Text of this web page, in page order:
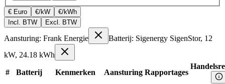
€ Euro €/kW
€/kWh
Incl. BTW
Excl. BTW
Aansturing: Frank Energie
Batterij: Sigenergy SigenStor, 12
kW, 24.18 kWh
# Batterij Kenmerken Aansturing Rapportages